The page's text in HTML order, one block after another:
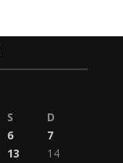
S
D
6
7
13
14